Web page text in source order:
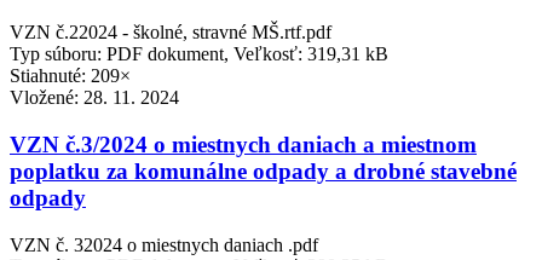
VZN č.22024 - školné, stravné MŠ.rtf.pdf
Typ súboru: PDF dokument, Veľkosť: 319,31 kB
Stiahnuté: 209×
Vložené: 28. 11. 2024
VZN č.3/2024 o miestnych daniach a miestnom
poplatku za komunálne odpady a drobné stavebné
odpady
VZN č. 32024 o miestnych daniach .pdf